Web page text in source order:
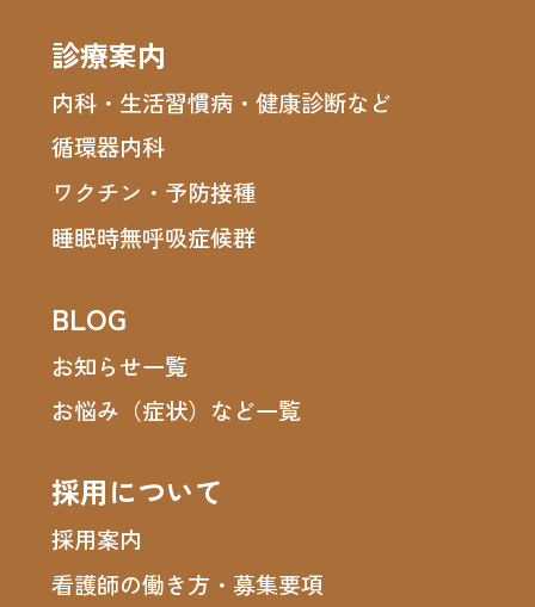
診療案内
内科・生活習慣病・健康診断など
循環器内科
ワクチン・予防接種
睡眠時無呼吸症候群
BLOG
お知らせ一覧
お悩み（症状）など一覧
採用について
採用案内
看護師の働き方・募集要項